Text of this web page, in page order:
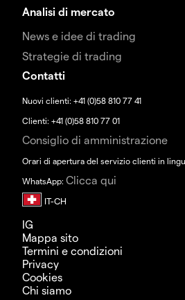
Analisi di mercato
News e idee di trading
Strategie di trading
Contatti
Nuovi clienti: +41 (0)58 810 77 41
Clienti: +41 (0)58 810 77 01
Consiglio di amministrazione
Orari di apertura del servizio clienti in
WhatsApp: Clicca qui
IG
Mappa sito
Termini e condizioni
Privacy
Cookies
Chi siamo